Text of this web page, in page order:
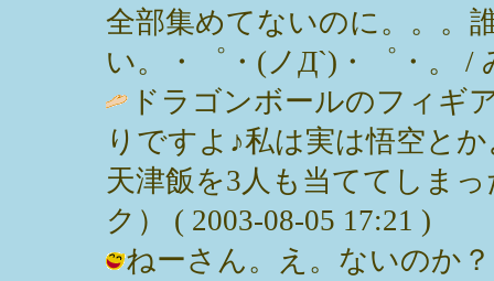
全部集めてないのに。。。
い。・゜・(ノД`)・゜・。 /
ドラゴンボールのフィギ
りですよ♪私は実は悟空と
天津飯を3人も当ててしま
ク） ( 2003-08-05 17:21 )
ねーさん。え。ないのか